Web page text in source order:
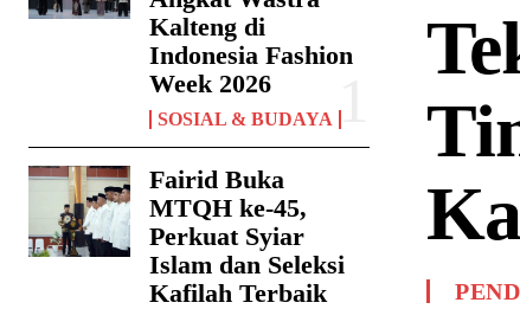
Kalteng di
Indonesia Fashion
Week 2026
SOSIAL & BUDAYA
Fairid Buka
MTQH ke-45,
Perkuat Syiar
Islam dan Seleksi
Kafilah Terbaik